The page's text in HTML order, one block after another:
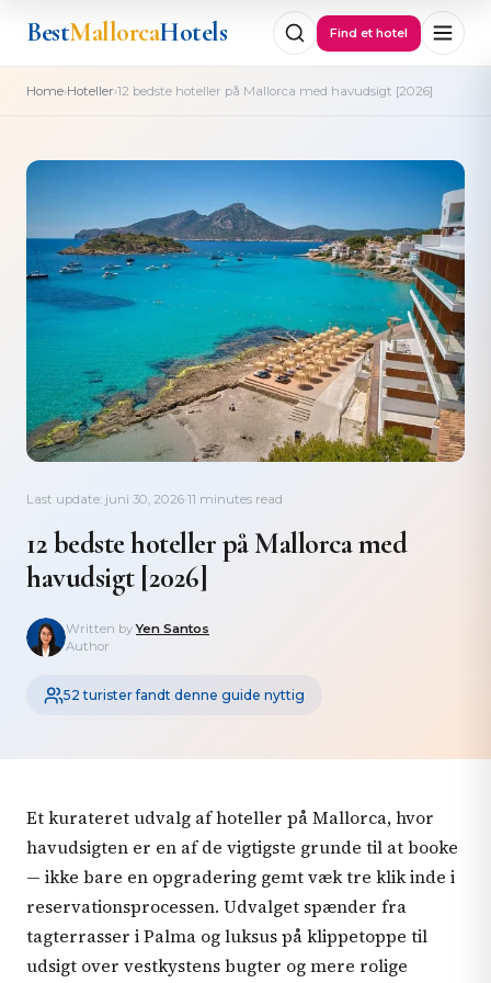
BestMallorcaHotels Find et hotel
Home›Hoteller›12 bedste hoteller på Mallorca med havudsigt [2026]
Last update: juni 30, 2026·11 minutes read
12 bedste hoteller på Mallorca med
havudsigt [2026]
Written byYen Santos
Author
52 turister fandt denne guide nyttig
Et kurateret udvalg af hoteller på Mallorca, hvor
havudsigten er en af de vigtigste grunde til at booke
— ikke bare en opgradering gemt væk tre klik inde i
reservationsprocessen. Udvalget spænder fra
tagterrasser i Palma og luksus på klippetoppe til
udsigt over vestkystens bugter og mere rolige